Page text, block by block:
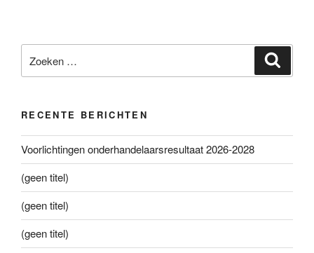
naar:
RECENTE BERICHTEN
Voorlichtingen onderhandelaarsresultaat 2026-2028
(geen titel)
(geen titel)
(geen titel)